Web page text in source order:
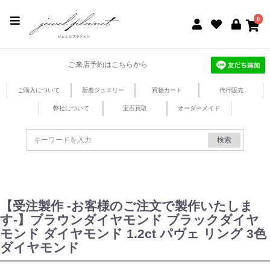
0
ご来店予約はこちらから
ご購入について 新着ジュエリー 買物カート 代行販売
弊社について 宝石買取 オーダーメイド
検索
【受注製作 -お客様のご注文で製作いたしま
す-】ブラウンダイヤモンド ブラックダイヤ
モンド ダイヤモンド 1.2ct パヴェ リング 3色
ダイヤモンド